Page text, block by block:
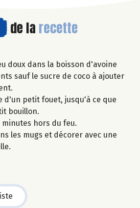
de la recette
doux dans la boisson d'avoine
sauf le sucre de coco à ajouter
d'un petit fouet, jusqu'à ce que
bouillon.
minutes hors du feu.
les mugs et décorer avec une